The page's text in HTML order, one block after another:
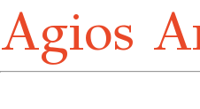
Agios